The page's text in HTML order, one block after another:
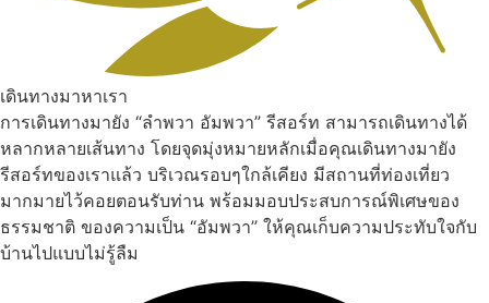
เดินทางมาหาเรา
การเดินทางมายัง “ลำพวา อัมพวา” รีสอร์ท สามารถเดินทางได้
หลากหลายเส้นทาง โดยจุดมุ่งหมายหลักเมื่อคุณเดินทางมายัง
รีสอร์ทของเราแล้ว บริเวณรอบๆใกล้เคียง มีสถานที่ท่องเที่ยว
มากมายไว้คอยตอนรับท่าน พร้อมมอบประสบการณ์พิเศษของ
ธรรมชาติ ของความเป็น “อัมพวา” ให้คุณเก็บความประทับใจกับ
บ้านไปแบบไม่รู้ลืม